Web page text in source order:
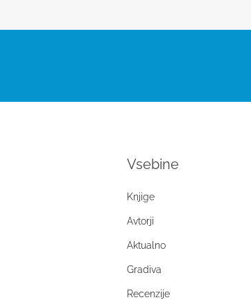
Vsebine
Knjige
Avtorji
Aktualno
Gradiva
Recenzije